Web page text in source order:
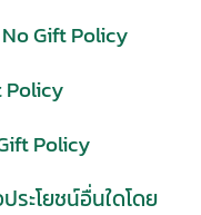
Gift Policy
Policy
Policy
ะโยชน์อื่นใดโดย